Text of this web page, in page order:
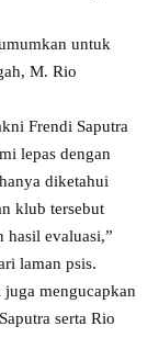
untuk
M. Rio
Frendi Saputra
lepas dengan
diketahui
klub tersebut
hasil evaluasi,”
laman psis.
mengucapkan
serta Rio